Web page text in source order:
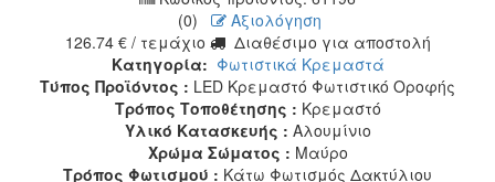
(0)
Αξιολόγηση
126.74 € / τεμάχιο
Διαθέσιμο για αποστολή
Κατηγορία: Φωτιστικά Κρεμαστά
Τύπος Προϊόντος : LED Κρεμαστό Φωτιστικό Οροφής
Τρόπος Τοποθέτησης : Κρεμαστό
Υλικό Κατασκευής : Αλουμίνιο
Χρώμα Σώματος : Μαύρο
Τρόπος Φωτισμού : Κάτω Φωτισμός Δακτύλιου